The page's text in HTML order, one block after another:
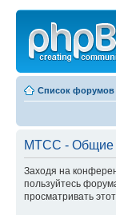
Список форумов
МТСС - Общие
Заходя на
пользуйтесь
просматривать